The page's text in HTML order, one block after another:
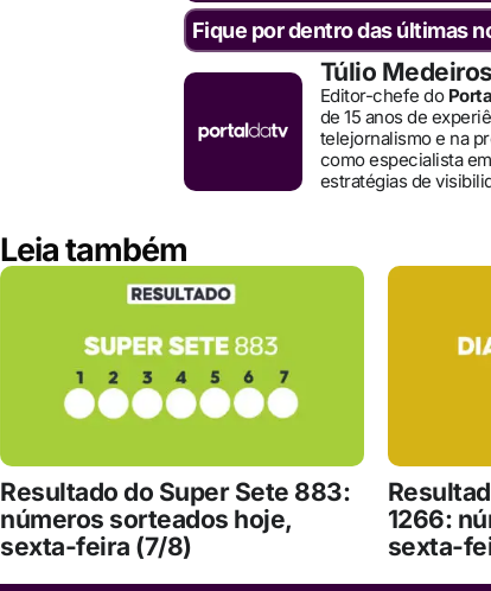
Fique por dentro das últimas
Túlio Medeiros
Editor-chefe do
de 15 anos de
telejornalismo e na
como especialista
estratégias de
Leia também
Resultado do Super Sete 883:
números sorteados hoje,
sexta-feira (7/8)
1266:
sexta-